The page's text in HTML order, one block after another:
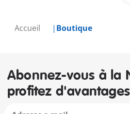
Accueil Boutique
Abonnez-vous à la
profitez d'avantages